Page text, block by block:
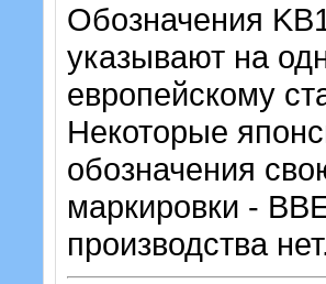
Обозначения
указывают на
европейскому
Некоторые
обозначения
маркировки -
производства